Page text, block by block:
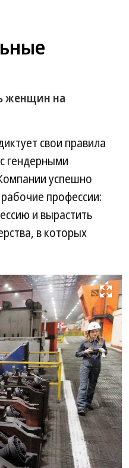
женщин на
свои правила
гендерными
успешно
профессии:
и вырастить
в которых
Развернуть на весь экран